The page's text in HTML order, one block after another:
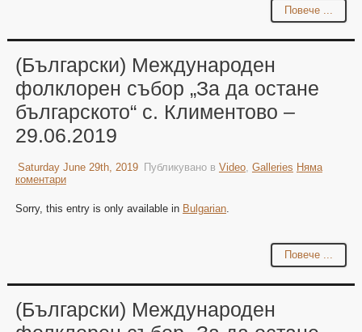
Повече ...
(Български) Международен
фолклорен събор „За да остане
българското“ с. Климентово –
29.06.2019
Saturday June 29th, 2019 Публикувано в Video, Galleries Няма
коментари
Sorry, this entry is only available in Bulgarian.
Повече ...
(Български) Международен